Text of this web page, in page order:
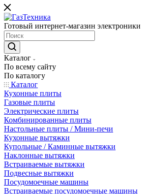
Готовый интернет-магазин электроники
Каталог
По всему сайту
По каталогу
Каталог
Кухонные плиты
Газовые плиты
Электрические плиты
Комбинированные плиты
Настольные плиты / Мини-печи
Кухонные вытяжки
Купольные / Каминные вытяжки
Наклонные вытяжки
Встраиваемые вытяжки
Подвесные вытяжки
Посудомоечные машины
Встраиваемые посудомоечные машины